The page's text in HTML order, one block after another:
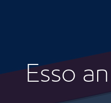
Esso